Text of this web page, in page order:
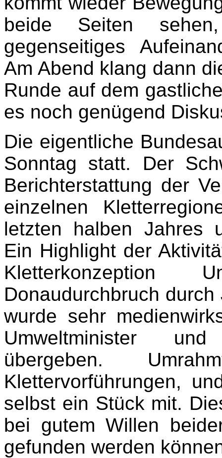
beide Seiten
gegenseitiges
Am Abend klang dann
Runde auf dem
es noch genügend
Die eigentliche
Sonntag statt. Der
Berichterstattung der
einzelnen
letzten halben Jahres
Ein Highlight der
Kletterkonzeption
Donaudurchbruch
wurde sehr
Umweltminister
übergeben.
Klettervorführungen,
selbst ein Stück mit.
bei gutem Willen
gefunden werden